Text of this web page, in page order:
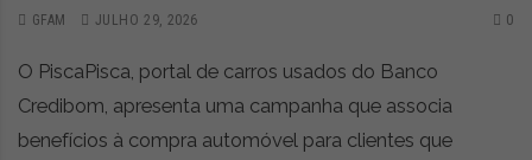
GFAM JULHO 29, 2026 0
O PiscaPisca, portal de carros usados do Banco
Credibom, apresenta uma campanha que associa
benefícios à compra automóvel para clientes que